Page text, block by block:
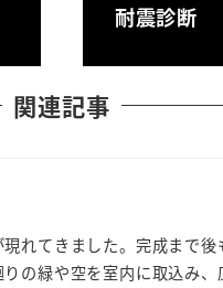
耐震診断
関連記事
れてきました。完成まで
の緑や空を室内に取込み